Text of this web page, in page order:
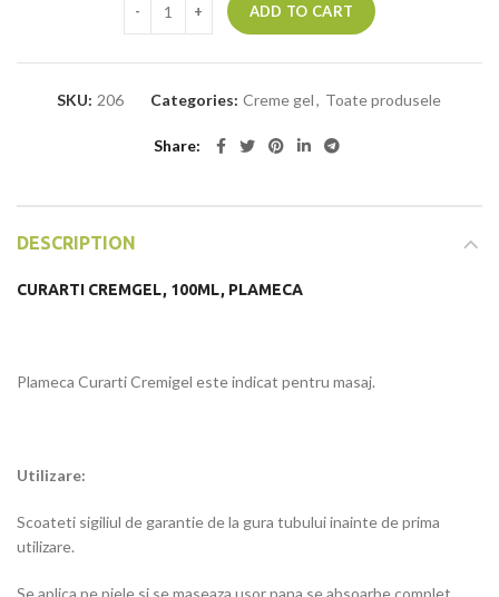
ADD TO CART
SKU: 206 Categories: Creme gel, Toate produsele
Share
DESCRIPTION
CURARTI CREMGEL, 100ML, PLAMECA
Plameca Curarti Cremigel este indicat pentru masaj.
Utilizare:
Scoateti sigiliul de garantie de la gura tubului inainte de prima
utilizare.
Se aplica pe piele si se maseaza usor pana se absoarbe complet.